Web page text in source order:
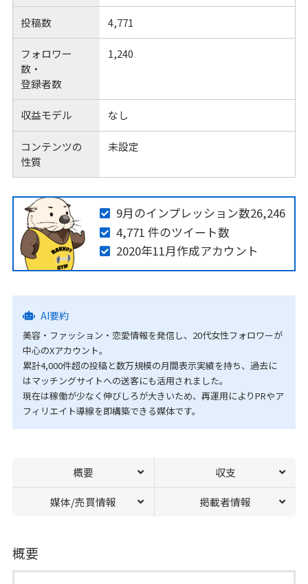
投稿数 4,771
フォロワー
数・
登録者数
1,240
収益モデル なし
コンテンツの
性質
未設定
9月のインプレッション数26,246
4,771 件のツイート数
2020年11月作成アカウント
AI要約
美容・ファッション・恋愛情報を発信し、20代女性フォロワーが
中心のXアカウント。
累計4,000件超の投稿と数万規模の月間表示実績を持ち、過去に
はマッチングサイトへの送客にも活用されました。
現在は稼働が少なく伸びしろが大きいため、再運用によりPRやア
フィリエイト導線を即構築できる媒体です。
概要 収支
媒体/売買情報 掲載者情報
概要